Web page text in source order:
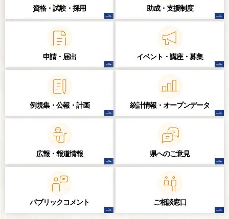
資格・試験・ 採用 助成・支援制度
申請・届出 イベント・講座・ 募集
例規集・公報・計画 統計情報・ オープンデータ
広報・報道情報 県へのご意見
パブリックコメント ご相談窓口